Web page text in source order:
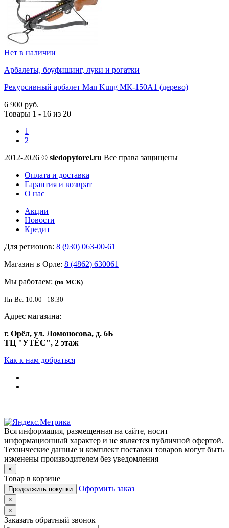
Нет в наличии
Арбалеты, боуфишинг, луки и рогатки
Рекурсивный арбалет Man Kung МК-150А1 (дерево)
6 900 руб.
Товары 1 - 16 из 20
1
2
2012-2026 © sledopytorel.ru Все права защищены
Оплата и доставка
Гарантия и возврат
О нас
Акции
Новости
Кредит
Для регионов: 8 (930) 063-00-61
Магазин в Орле: 8 (4862) 630061
Мы работаем: (по МСК)
Пн-Вс: 10:00 - 18:30
Адрес магазина:
г. Орёл, ул. Ломоносова, д. 6Б
ТЦ "УТЁС", 2 этаж
Как к нам добраться
Вся информация, размещенная на сайте, носит
информационный характер и не является публичной офертой.
Технические данные и комплект поставки товаров могут быть
изменены производителем без уведомления
×
Товар в корзине
Продолжить покупки Оформить заказ
×
×
Заказать обратный звонок